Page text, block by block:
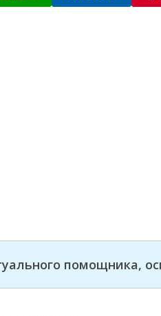
помощника,